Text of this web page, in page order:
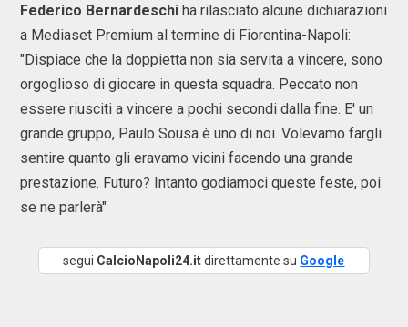
Federico Bernardeschi ha rilasciato alcune dichiarazioni
a Mediaset Premium al termine di Fiorentina-Napoli:
"Dispiace che la doppietta non sia servita a vincere, sono
orgoglioso di giocare in questa squadra. Peccato non
essere riusciti a vincere a pochi secondi dalla fine. E' un
grande gruppo, Paulo Sousa è uno di noi. Volevamo fargli
sentire quanto gli eravamo vicini facendo una grande
prestazione. Futuro? Intanto godiamoci queste feste, poi
se ne parlerà"
segui CalcioNapoli24.itdirettamente su Google